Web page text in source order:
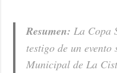
Resumen: La Copa
testigo de un evento
Municipal de La